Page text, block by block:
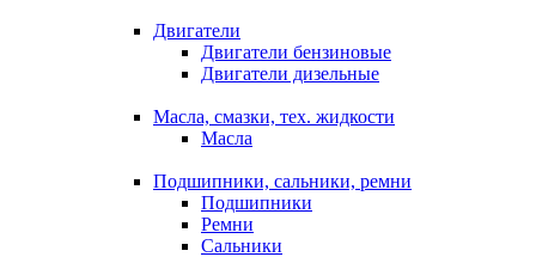
Двигатели
Двигатели бензиновые
Двигатели дизельные
Масла, смазки, тех. жидкости
Масла
Подшипники, сальники, ремни
Подшипники
Ремни
Сальники